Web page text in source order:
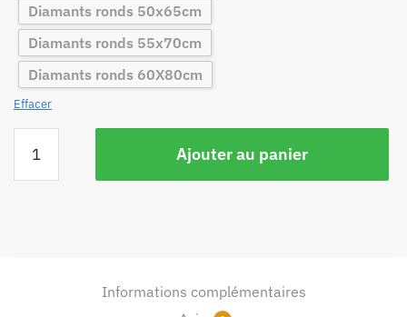
Diamants ronds 50x65cm
Diamants ronds 55x70cm
Diamants ronds 60X80cm
Effacer
Ajouter au panier
Informations complémentaires